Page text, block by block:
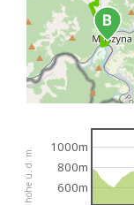
höhe ü. d. m. 600m
800m
1000m